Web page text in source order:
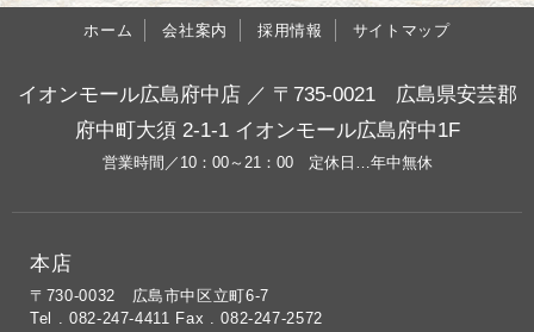
ホーム 会社案内 採用情報 サイトマップ
イオンモール広島府中店 ／ 〒735-0021 広島県安芸郡
府中町大須 2-1-1 イオンモール広島府中1F
営業時間／10：00～21：00 定休日…年中無休
本店
〒730-0032 広島市中区立町6-7
Tel . 082-247-4411 Fax . 082-247-2572